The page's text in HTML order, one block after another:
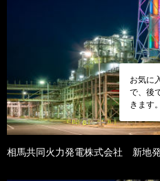
お気に
で、後
きます。
相馬共同火力発電株式会社 新地